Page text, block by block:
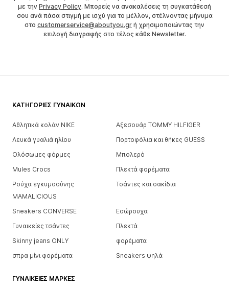
με την Privacy Policy. Μπορείς να ανακαλέσεις τη συγκατάθεσή
σου ανά πάσα στιγμή με ισχύ για το μέλλον, στέλνοντας μήνυμα
στο customerservice@aboutyou.gr ή χρησιμοποιώντας την
επιλογή διαγραφής στο τέλος κάθε Newsletter.
ΚΑΤΗΓΟΡΊΕΣ ΓΥΝΑΙΚΏΝ
Αθλητικά κολάν NIKE
Αξεσουάρ TOMMY HILFIGER
Λευκά γυαλιά ηλίου
Πορτοφόλια και θήκες GUESS
Ολόσωμες φόρμες
Μπολερό
Mules Crocs
Πλεκτά φορέματα
Ρούχα εγκυμοσύνης
MAMALICIOUS
Τσάντες και σακίδια
Sneakers CONVERSE
Εσώρουχα
Γυναικείες τσάντες
Πλεκτά
Skinny jeans ONLY
φορέματα
σπρα μίνι φορέματα
Sneakers ψηλά
ΓΥΝΑΙΚΕΊΕΣ ΜΆΡΚΕΣ